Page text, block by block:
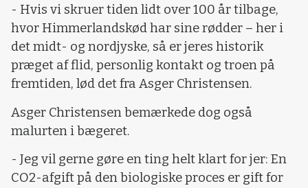
- Hvis vi skruer tiden lidt over 100 år tilbage,
hvor Himmerlandskød har sine rødder – her i
det midt- og nordjyske, så er jeres historik
præget af flid, personlig kontakt og troen på
fremtiden, lød det fra Asger Christensen.
Asger Christensen bemærkede dog også
malurten i bægeret.
- Jeg vil gerne gøre en ting helt klart for jer: En
CO2-afgift på den biologiske proces er gift for